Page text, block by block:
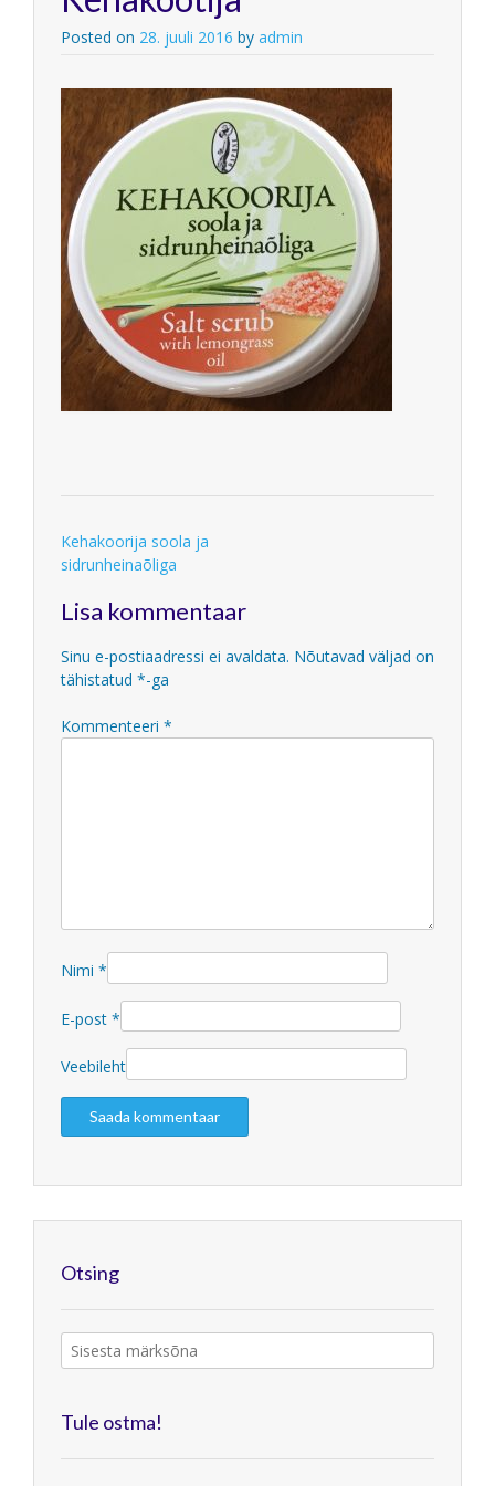
Posted on 28. juuli 2016 by admin
Navigeerimine
Kehakoorija soola ja
sidrunheinaõliga
Lisa kommentaar
Sinu e-postiaadressi ei avaldata. Nõutavad väljad on
tähistatud *-ga
Kommenteeri *
Nimi *
E-post *
Veebileht
Otsing
Tule ostma!